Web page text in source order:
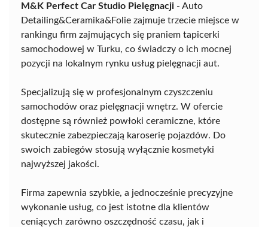
M&K Perfect Car Studio Pielęgnacji - Auto
Detailing&Ceramika&Folie zajmuje trzecie miejsce w
rankingu firm zajmujących się praniem tapicerki
samochodowej w Turku, co świadczy o ich mocnej
pozycji na lokalnym rynku usług pielęgnacji aut.
Specjalizują się w profesjonalnym czyszczeniu
samochodów oraz pielęgnacji wnętrz. W ofercie
dostępne są również powłoki ceramiczne, które
skutecznie zabezpieczają karoserię pojazdów. Do
swoich zabiegów stosują wyłącznie kosmetyki
najwyższej jakości.
Firma zapewnia szybkie, a jednocześnie precyzyjne
wykonanie usług, co jest istotne dla klientów
ceniących zarówno oszczędność czasu, jak i